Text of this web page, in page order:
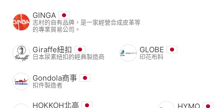
GINGA
志村的自有品牌，是一家經營合成皮革等
的專業貿易公司。
Giraffe紐扣
日本尿素紐扣的經典製造商
GLOBE
印花布料
Gondola商事
扣件製造者
HOKKOH北高